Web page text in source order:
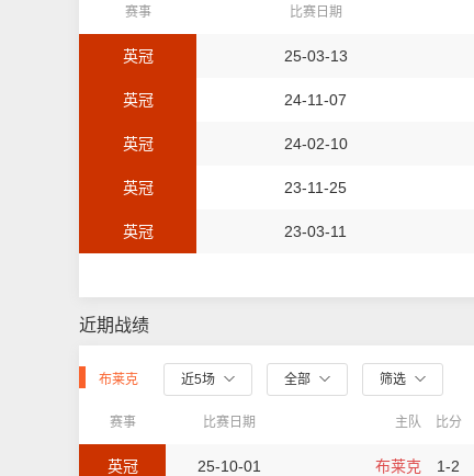
赛事 比赛日期
英冠 25-03-13
英冠 24-11-07
英冠 24-02-10
英冠 23-11-25
英冠 23-03-11
近期战绩
布莱克 近5场 全部 筛选
赛事 比赛日期 主队 比分
英冠 25-10-01 布莱克 1-2